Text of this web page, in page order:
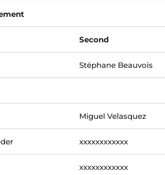
Second
Stéphane Beauvois
Miguel Velasquez
xxxxxxxxxxxx
xxxxxxxxxxxx